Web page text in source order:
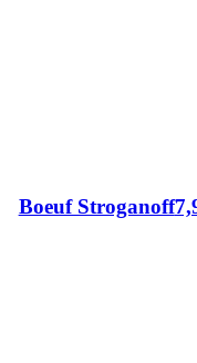
Boeuf Stroganoff